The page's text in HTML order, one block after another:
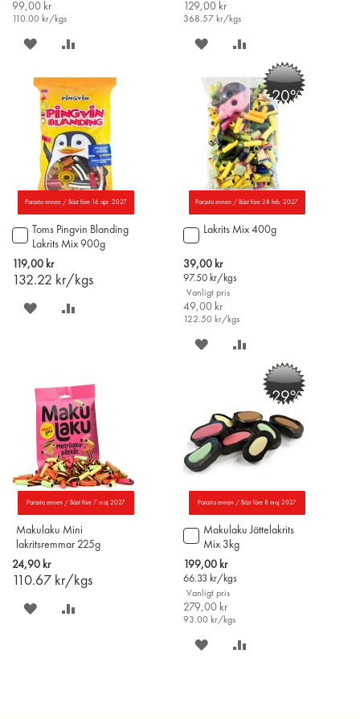
99,00 kr
110.00 kr/kgs
SPARA
ÖNSKELISTAN
JÄMFÖR
129,00 kr
368.57 kr/kgs
SPARA
ÖNSKELISTAN
JÄMFÖR
Parasta ennen / Bäst före 16 apr. 2027
Toms Pingvin Blanding
Lakrits Mix 900g
119,00 kr
132.22 kr/kgs
Lägg
till
i
varukorgen
SPARA
-20%
Parasta ennen / Bäst före 28 feb. 2027
Lakrits Mix 400g
Special
Price
39,00 kr
97.50 kr/kgs
Vanligt pris
49,00 kr
122.50 kr/kgs
Lägg
i
varukorgen
SPARA
ÖNSKELISTAN
JÄMFÖR
Parasta ennen / Bäst före 7 maj 2027
Makulaku Mini
lakritsremmar 225g
24,90 kr
110.67 kr/kgs
SPARA
-29%
Parasta ennen / Bäst före 8 maj 2027
Makulaku Jättelakrits
Mix 3kg
Special
Price
199,00 kr
66.33 kr/kgs
Vanligt pris
279,00 kr
93.00 kr/kgs
Lägg
till
i
varukorgen
SPARA